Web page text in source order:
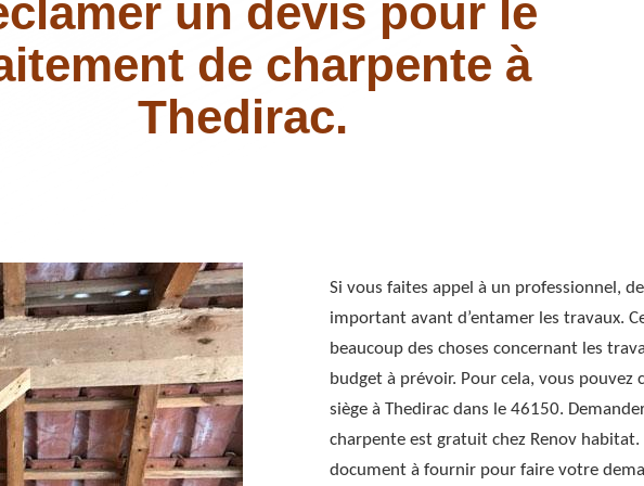
un devis pour le
de charpente à
Thedirac.
Si vous faites appel à un professionnel,
important avant d’entamer les travaux.
beaucoup des choses concernant les
budget à prévoir. Pour cela, vous
siège à Thedirac dans le 46150.
charpente est gratuit chez Renov
document à fournir pour faire votre